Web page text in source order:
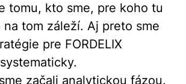
tomu, kto sme, pre koho tu
na tom záleží. Aj preto sme
pre FORDELIX
začali analytickou fázou.